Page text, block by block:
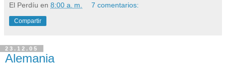
El Perdíu en 8:00 a. m. 7 comentarios:
Compartir
23.12.05
Alemania